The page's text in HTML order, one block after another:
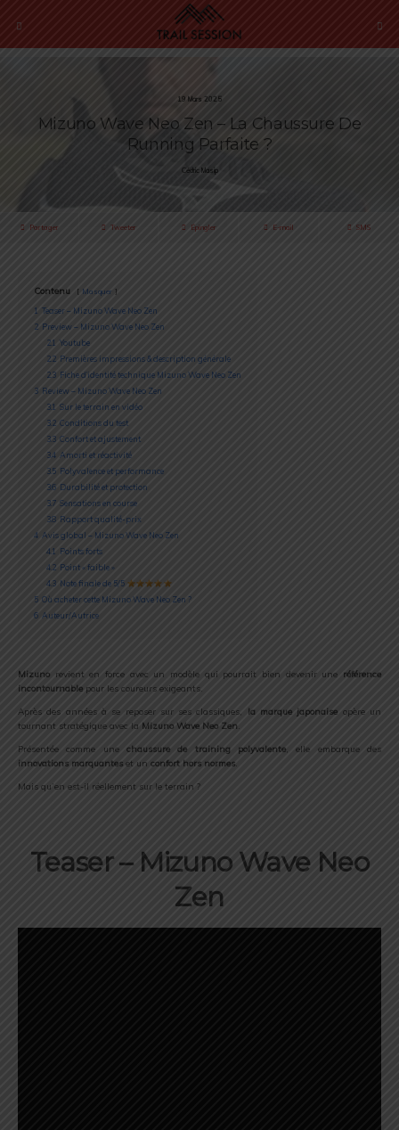
19 Mars 2025
Mizuno Wave Neo Zen – La Chaussure De
Running Parfaite ?
Cédric Masip
Partager Tweeter Épingler E-mail SMS
Contenu Masquer
1 Teaser – Mizuno Wave Neo Zen
2 Preview – Mizuno Wave Neo Zen
2.1 Youtube
2.2 Premières impressions & description générale
2.3 Fiche d’identité technique Mizuno Wave Neo Zen
3 Review – Mizuno Wave Neo Zen
3.1 Sur le terrain en vidéo
3.2 Conditions du test
3.3 Confort et ajustement
3.4 Amorti et réactivité
3.5 Polyvalence et performance
3.6 Durabilité et protection
3.7 Sensations en course
3.8 Rapport qualité-prix
4 Avis global – Mizuno Wave Neo Zen
4.1
Points forts
4.2 Point « faible »
4.3 Note finale de 5/5
5 Où acheter cette Mizuno Wave Neo Zen ?
6 Auteur/Autrice
Mizuno revient en force avec un modèle qui pourrait bien devenir une référence
incontournable pour les coureurs exigeants.
Après des années à se reposer sur ses classiques, la marque japonaise opère un
tournant stratégique avec la Mizuno Wave Neo Zen.
Présentée comme une chaussure de training polyvalente, elle embarque des
innovations marquantes et un confort hors normes.
Mais qu’en est-il réellement sur le terrain ?
Teaser – Mizuno Wave Neo
Zen